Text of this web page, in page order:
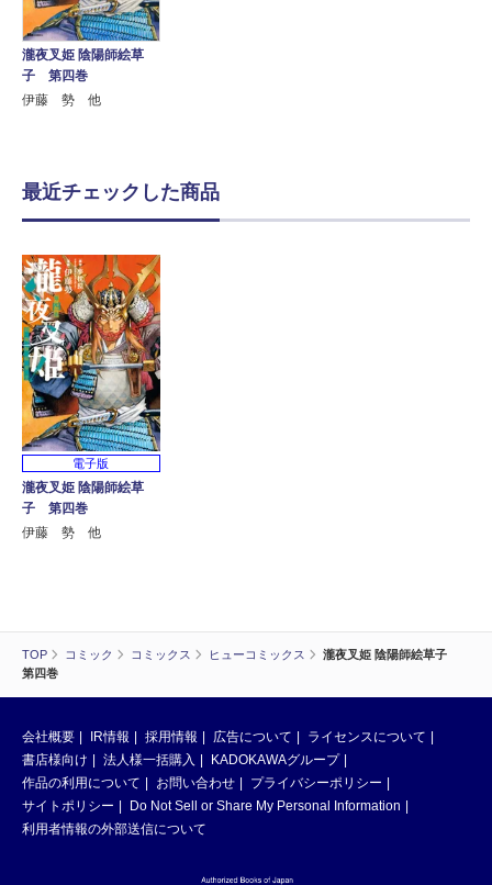
TOP コミック コミックス ヒューコミックス
瀧夜叉姫 陰陽師絵草子
第四巻
瀧夜叉姫 陰陽師絵草
子 第四巻
伊藤 勢 他
最近チェックした商品
電子版
瀧夜叉姫 陰陽師絵草
子 第四巻
伊藤 勢 他
会社概要 IR情報 採用情報 広告について
ライセンスについて
書店様向け
法人様一括購入
KADOKAWAグループ
作品の利用について
お問い合わせ
プライバシーポリシー
サイトポリシー
Do Not Sell or Share My Personal Information
利用者情報の外部送信について